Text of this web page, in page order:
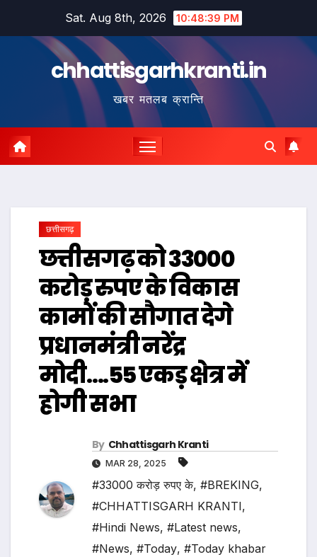
Sat. Aug 8th, 2026 10:48:40 PM
chhattisgarhkranti.in
खबर मतलब क्रान्ति
छत्तीसगढ़
छत्तीसगढ़ को 33000
करोड़ रुपए के विकास
कामों की सौगात देगे
प्रधानमंत्री नरेंद्र
मोदी….55 एकड़ क्षेत्र में
होगी सभा
By Chhattisgarh Kranti
MAR 28, 2025
#33000 करोड़ रुपए के, #BREKING,
#CHHATTISGARH KRANTI,
#Hindi News, #Latest news,
#News, #Today, #Today khabar